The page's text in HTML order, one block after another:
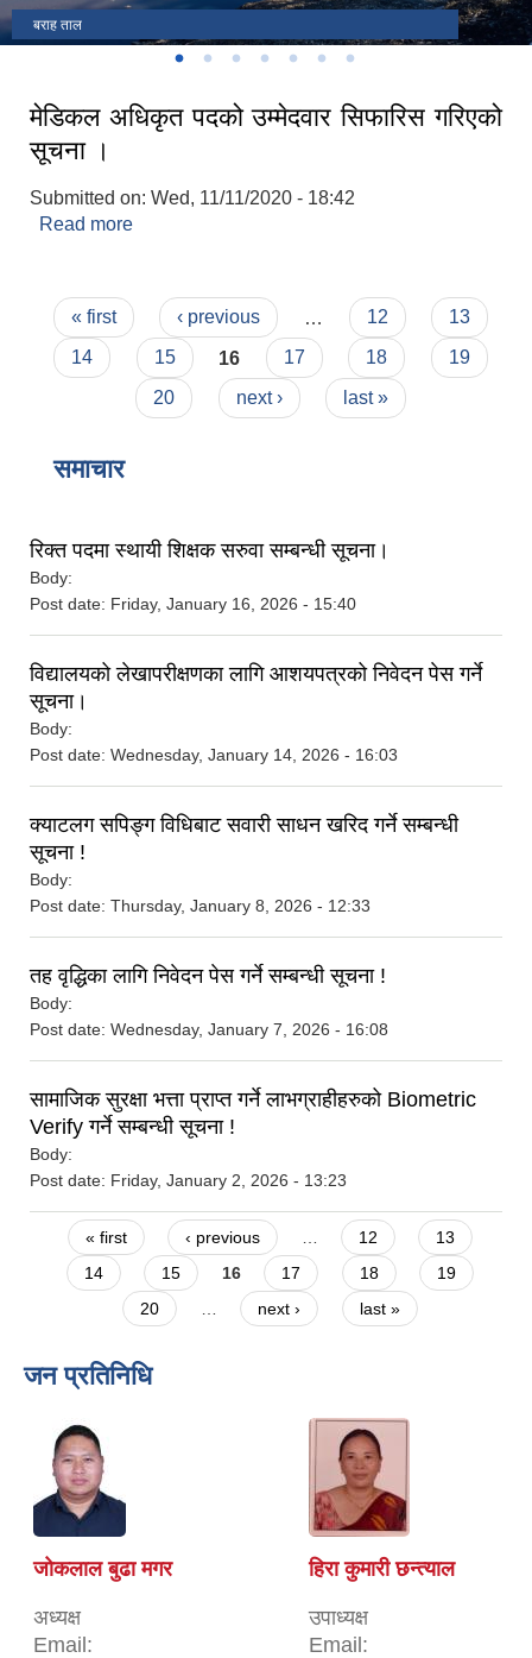
बराह ताल
अध्यक्ष ज्यूले ले शपथ ग्रहण गर्दै
तमानखोला गाउँपालिकाको गाउँ सभा, २०७९ को सातौं अधिवेशन
मेडिकल अधिकृत पदको उम्मेदवार सिफारिस गरिएको
सूचना ।
Submitted on: Wed, 11/11/2020 - 18:42
Read more
Pages
« first ‹ previous 12
13
14
15 16 17 18
19
20
next › last »
समाचार
रिक्त पदमा स्थायी शिक्षक सरुवा सम्बन्धी सूचना।
Body:
Post date: Friday, January 16, 2026 - 15:40
विद्यालयको लेखापरीक्षणका लागि आशयपत्रको निवेदन पेस गर्ने
सूचना।
Body:
Post date: Wednesday, January 14, 2026 - 16:03
क्याटलग सपिङ्ग विधिबाट सवारी साधन खरिद गर्ने सम्बन्धी
सूचना !
Body:
Post date: Thursday, January 8, 2026 - 12:33
तह वृद्धिका लागि निवेदन पेस गर्ने सम्बन्धी सूचना !
Body:
Post date: Wednesday, January 7, 2026 - 16:08
सामाजिक सुरक्षा भत्ता प्राप्त गर्ने लाभग्राहीहरुको Biometric
Verify गर्ने सम्बन्धी सूचना !
Body:
Post date: Friday, January 2, 2026 - 13:23
Pages
« first ‹ previous … 12
13
14
15 16 17 18
19
20
… next › last »
जन प्रतिनिधि
जोकलाल बुढा मगर
अध्यक्ष
Email:
हिरा कुमारी छन्त्याल
उपाध्यक्ष
Email: